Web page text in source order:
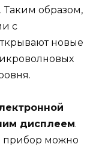
образом,
с
новые
дисплеем.
прибор можно